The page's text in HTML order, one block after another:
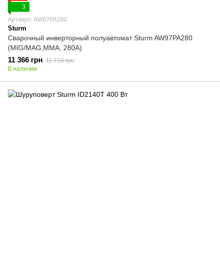
3
Артикул: AW97PA280
Sturm
Сварочный инверторный полуавтомат Sturm AW97PA280
(MIG/MAG,MMA, 280А)
11 366 грн 11 718 грн
В наличии